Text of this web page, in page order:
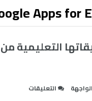
Apps for
التعليمية من
الواجهة التعليقات